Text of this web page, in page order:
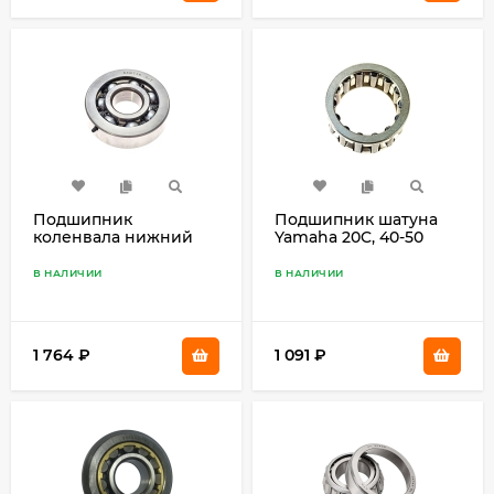
Подшипник
коленвала нижний
В НАЛИЧИИ
1 764 ₽
Подшипник шатуна
Yamaha 20C, 40-50
В НАЛИЧИИ
1 091 ₽